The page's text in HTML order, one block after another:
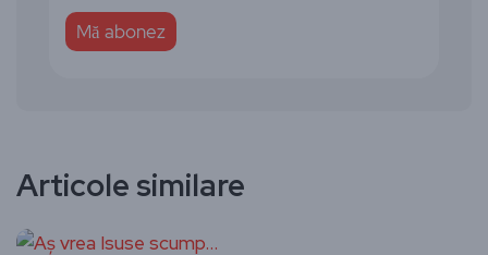
Articole similare